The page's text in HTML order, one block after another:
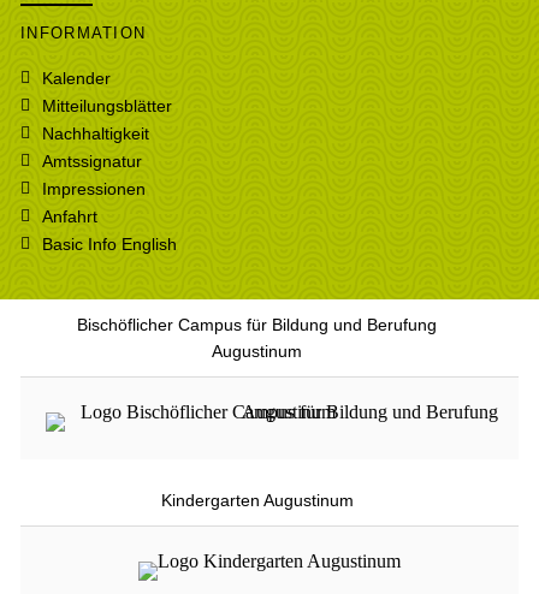
INFORMATION
Kalender
Mitteilungsblätter
Nachhaltigkeit
Amtssignatur
Impressionen
Anfahrt
Basic Info English
Bischöflicher Campus für Bildung und Berufung
Augustinum
Kindergarten Augustinum